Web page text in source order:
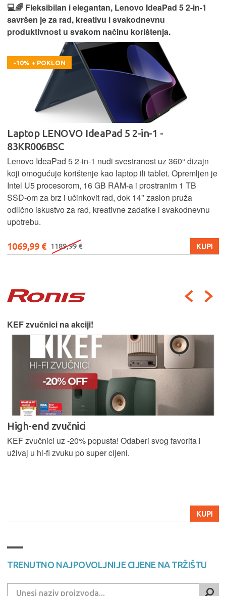
💻🌈 Fleksibilan i elegantan, Lenovo IdeaPad 5 2‑in‑1
savršen je za rad, kreativu i svakodnevnu
produktivnost u svakom načinu korištenja.
-10% + POKLON
Laptop LENOVO IdeaPad 5 2-in-1 -
83KR006BSC
Lenovo IdeaPad 5 2‑in‑1 nudi svestranost uz 360° dizajn
koji omogućuje korištenje kao laptop ili tablet. Opremljen je
Intel U5 procesorom, 16 GB RAM-a i prostranim 1 TB
SSD‑om za brz i učinkovit rad, dok 14" zaslon pruža
odlično iskustvo za rad, kreativne zadatke i svakodnevnu
upotrebu.
1069,99 € 1189,99 € KUPI
KEF zvučnici na akciji!
High-end zvučnici
KEF zvučnici uz -20% popusta! Odaberi svog favorita i
uživaj u hi-fi zvuku po super cijeni.
KUPI
TRENUTNO NAJPOVOLJNIJE CIJENE NA TRŽIŠTU